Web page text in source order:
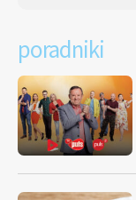
poradniki